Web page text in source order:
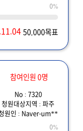
0%
50,000목표
참여인원 0명
No : 7320
청원대상지역 : 파주
원인 : Naver-um**
0%